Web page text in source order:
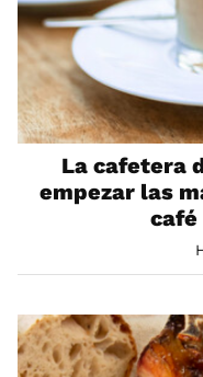
La cafetera
empezar las
café